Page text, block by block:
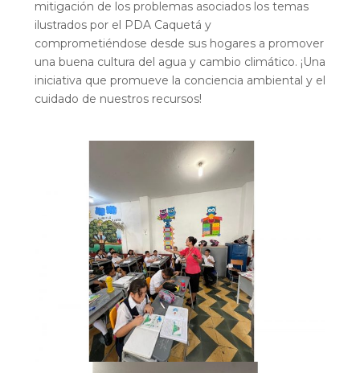
mitigación de los problemas asociados los temas
ilustrados por el PDA Caquetá y
comprometiéndose desde sus hogares a promover
una buena cultura del agua y cambio climático. ¡Una
iniciativa que promueve la conciencia ambiental y el
cuidado de nuestros recursos!